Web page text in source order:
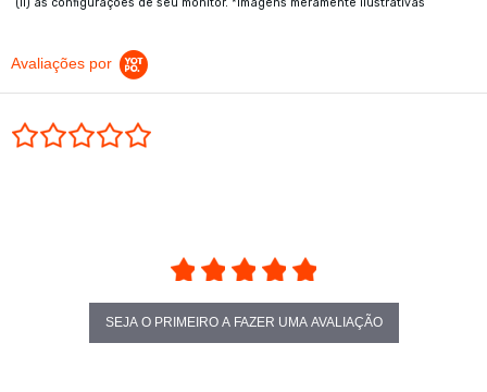
Avaliações por
SEJA O PRIMEIRO A FAZER UMA AVALIAÇÃO